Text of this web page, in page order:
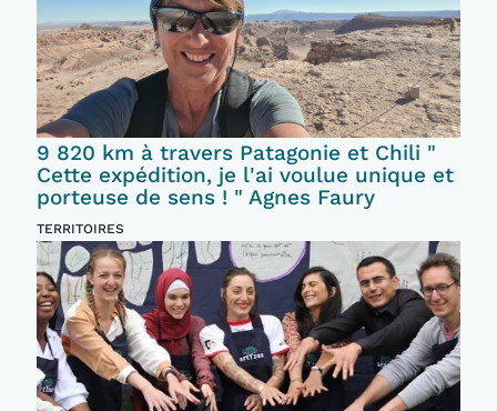
9 820 km à travers Patagonie et Chili "
Cette expédition, je l'ai voulue unique et
porteuse de sens ! " Agnes Faury
TERRITOIRES